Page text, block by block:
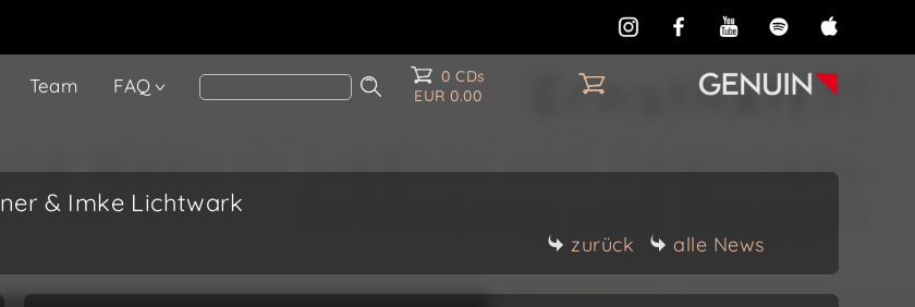
Team FAQ
0 CDs
EUR 0.00
& Imke Lichtwark
zurück alle News